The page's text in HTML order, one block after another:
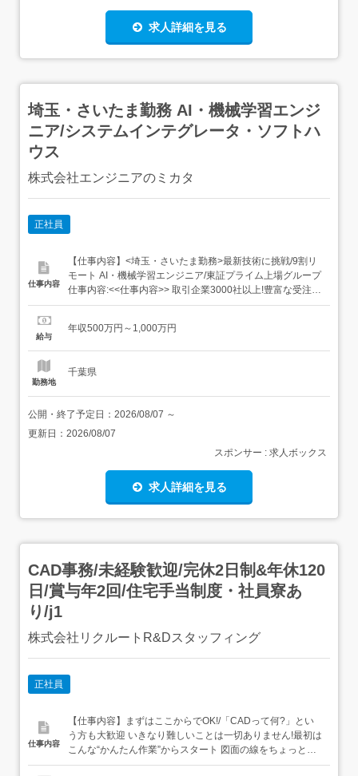
求人詳細を見る
埼玉・さいたま勤務 AI・機械学習エンジ
ニア/システムインテグレータ・ソフトハ
ウス
株式会社エンジニアのミカタ
正社員
仕事内容
【仕事内容】<埼玉・さいたま勤務>最新技術に挑戦/9割リ
モート AI・機械学習エンジニア/東証プライム上場グループ
仕事内容:<<仕事内容>> 取引企業3000社以上!豊富な受注案
件の中から、ご経験と指向性にあったプロジェクトをお任
ます。 市場価値のあるスキルを育て、生涯技術者として活
給与
年収500万円～1,000万円
勤務地
千葉県
公開・終了予定日： 2026/08/07 ～
更新日： 2026/08/07
スポンサー : 求人ボックス
求人詳細を見る
CAD事務/未経験歓迎/完休2日制&年休120
日/賞与年2回/住宅手当制度・社員寮あ
り/j1
株式会社リクルートR&Dスタッフィング
正社員
仕事内容
【仕事内容】まずはここからでOK!/「CADって何?」とい
う方も大歓迎 いきなり難しいことは一切ありません!最初は
こんな“かんたん作業”からスタート 図面の線をちょっと動
かすだけ 決まったフォーマットに数字を入力→いわば“パ